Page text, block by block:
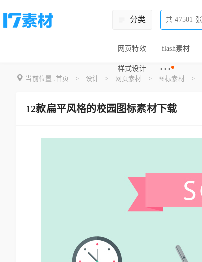
分类
网页特效 flash素材
样式设计 ···
当前位置 :首页 > 设计 > 网页素材 > 图标素材 >
12款扁平风格的校园图标素材下载